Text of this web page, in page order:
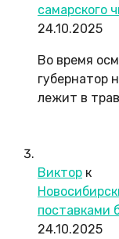
самарского
24.10.2025
Во время
губернатор
лежит в
Виктор к
поставками
24.10.2025